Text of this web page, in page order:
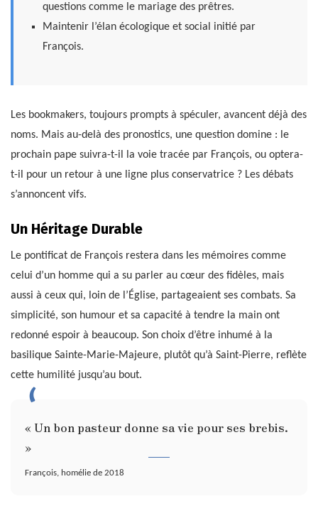
questions comme le mariage des prêtres.
Maintenir l’élan écologique et social initié par
François.
Les bookmakers, toujours prompts à spéculer, avancent déjà des
noms. Mais au-delà des pronostics, une question domine : le
prochain pape suivra-t-il la voie tracée par François, ou optera-
t-il pour un retour à une ligne plus conservatrice ? Les débats
s’annoncent vifs.
Un Héritage Durable
Le pontificat de François restera dans les mémoires comme
celui d’un homme qui a su parler au cœur des fidèles, mais
aussi à ceux qui, loin de l’Église, partageaient ses combats. Sa
simplicité, son humour et sa capacité à tendre la main ont
redonné espoir à beaucoup. Son choix d’être inhumé à la
basilique Sainte-Marie-Majeure, plutôt qu’à Saint-Pierre, reflète
cette humilité jusqu’au bout.
« Un bon pasteur donne sa vie pour ses brebis.
»
François, homélie de 2018